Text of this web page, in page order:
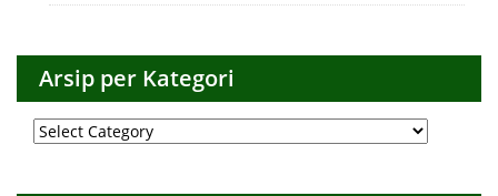
Arsip per Kategori
Arsip
per